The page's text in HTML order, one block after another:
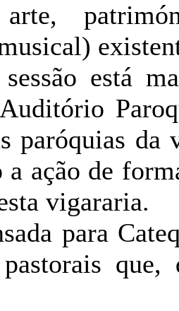
está
paróquias
ação de
vigararia.
para
pastorais